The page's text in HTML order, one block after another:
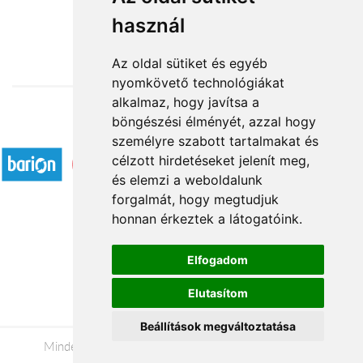
használ
Az oldal sütiket és egyéb
nyomkövető technológiákat
alkalmaz, hogy javítsa a
böngészési élményét, azzal hogy
személyre szabott tartalmakat és
célzott hirdetéseket jelenít meg,
és elemzi a weboldalunk
forgalmát, hogy megtudjuk
honnan érkeztek a látogatóink.
Elfogadom
Elutasítom
Beállítások megváltoztatása
18 360 Ft-tól
Elfogadott fizetési módok
Á.SZ.F.
Impresszum
Adatkezelési tájékoztató
Minden jog fenntartva © 2026 |